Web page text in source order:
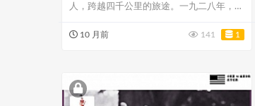
人，跨越四千公里的旅途。一九二八年，接
10 月前 141 1